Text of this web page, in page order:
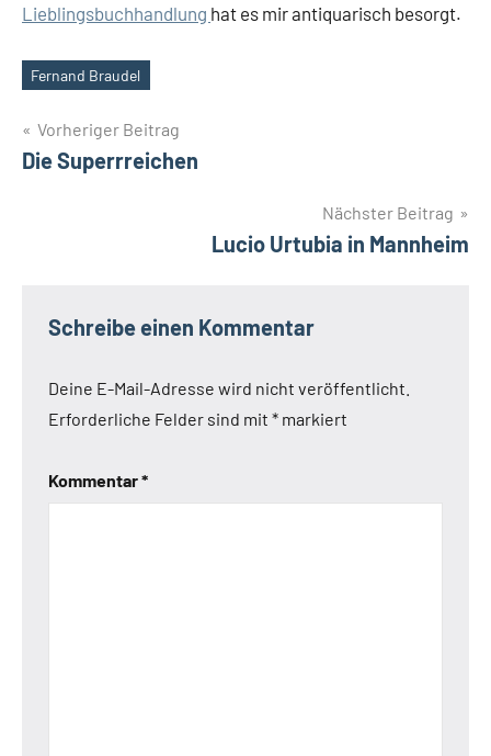
Lieblingsbuchhandlung hat es mir antiquarisch besorgt.
Schlagwörter
Fernand Braudel
Beitragsnavigation
Vorheriger Beitrag
Die Superrreichen
Nächster Beitrag
Lucio Urtubia in Mannheim
Schreibe einen Kommentar
Deine E-Mail-Adresse wird nicht veröffentlicht.
Erforderliche Felder sind mit * markiert
Kommentar*